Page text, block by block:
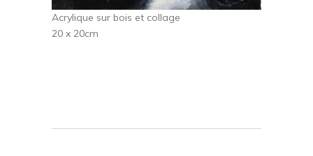
Acrylique sur bois et collage
20 x 20cm